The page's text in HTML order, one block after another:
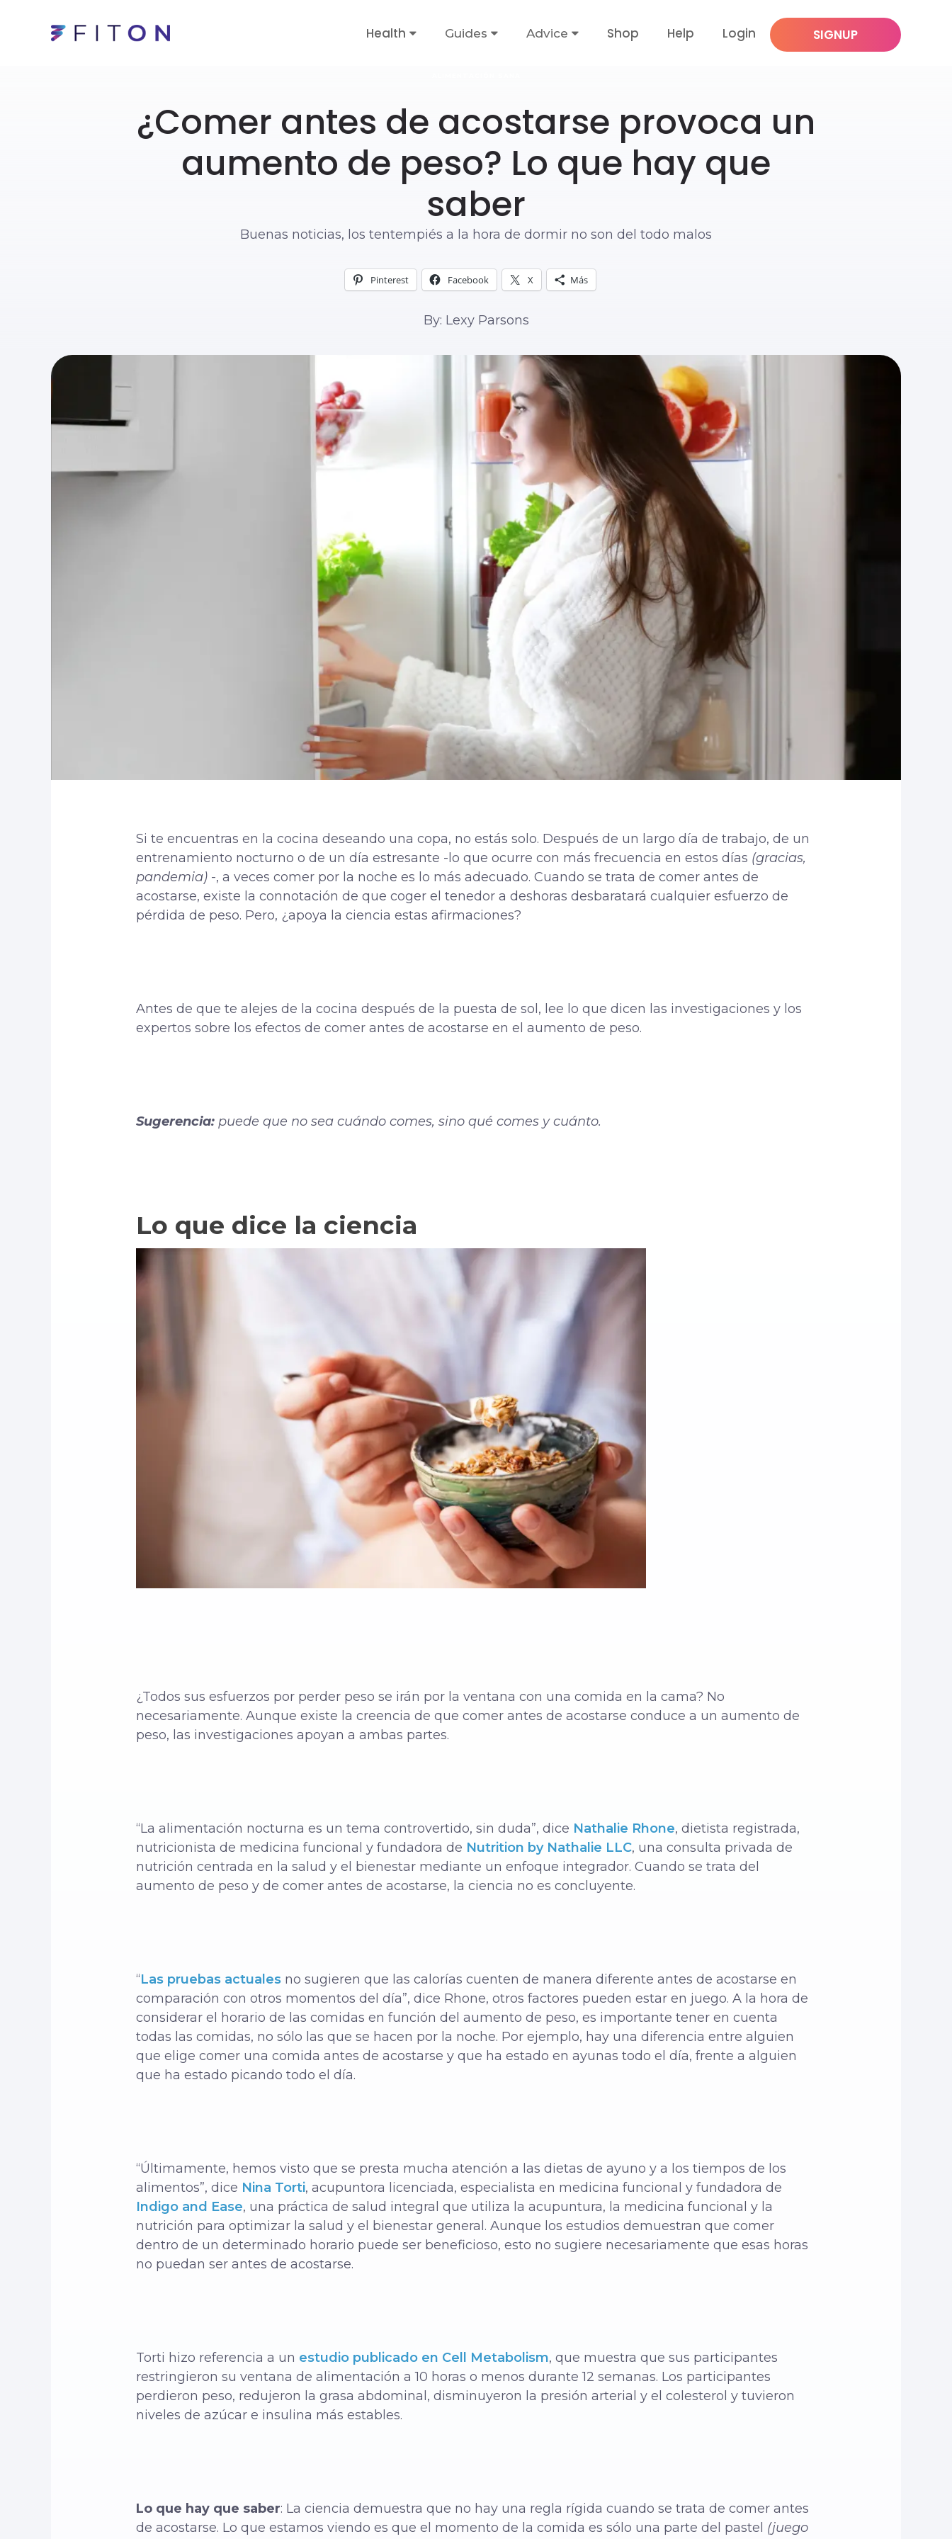
Health Guides Advice Shop Help Login SIGNUP
¿Comer antes de acostarse provoca un
aumento de peso? Lo que hay que
saber
Buenas noticias, los tentempiés a la hora de dormir no son del todo malos
Pinterest Facebook X Más
By: Lexy Parsons
Si te encuentras en la cocina deseando una copa, no estás solo. Después de un largo día de trabajo, de un
entrenamiento nocturno o de un día estresante -lo que ocurre con más frecuencia en estos días (gracias,
pandemia) -, a veces comer por la noche es lo más adecuado. Cuando se trata de comer antes de
acostarse, existe la connotación de que coger el tenedor a deshoras desbaratará cualquier esfuerzo de
pérdida de peso. Pero, ¿apoya la ciencia estas afirmaciones?
Antes de que te alejes de la cocina después de la puesta de sol, lee lo que dicen las investigaciones y los
expertos sobre los efectos de comer antes de acostarse en el aumento de peso.
Sugerencia: puede que no sea cuándo comes, sino qué comes y cuánto.
Lo que dice la ciencia
¿Todos sus esfuerzos por perder peso se irán por la ventana con una comida en la cama? No
necesariamente. Aunque existe la creencia de que comer antes de acostarse conduce a un aumento de
peso, las investigaciones apoyan a ambas partes.
“La alimentación nocturna es un tema controvertido, sin duda”, dice Nathalie Rhone, dietista registrada,
nutricionista de medicina funcional y fundadora de Nutrition by Nathalie LLC, una consulta privada de
nutrición centrada en la salud y el bienestar mediante un enfoque integrador. Cuando se trata del
aumento de peso y de comer antes de acostarse, la ciencia no es concluyente.
“Las pruebas actuales no sugieren que las calorías cuenten de manera diferente antes de acostarse en
comparación con otros momentos del día”, dice Rhone, otros factores pueden estar en juego. A la hora de
considerar el horario de las comidas en función del aumento de peso, es importante tener en cuenta
todas las comidas, no sólo las que se hacen por la noche. Por ejemplo, hay una diferencia entre alguien
que elige comer una comida antes de acostarse y que ha estado en ayunas todo el día, frente a alguien
que ha estado picando todo el día.
“Últimamente, hemos visto que se presta mucha atención a las dietas de ayuno y a los tiempos de los
alimentos”, dice Nina Torti, acupuntora licenciada, especialista en medicina funcional y fundadora de
Indigo and Ease, una práctica de salud integral que utiliza la acupuntura, la medicina funcional y la
nutrición para optimizar la salud y el bienestar general. Aunque los estudios demuestran que comer
dentro de un determinado horario puede ser beneficioso, esto no sugiere necesariamente que esas horas
no puedan ser antes de acostarse.
Torti hizo referencia a un estudio publicado en Cell Metabolism, que muestra que sus participantes
restringieron su ventana de alimentación a 10 horas o menos durante 12 semanas. Los participantes
perdieron peso, redujeron la grasa abdominal, disminuyeron la presión arterial y el colesterol y tuvieron
niveles de azúcar e insulina más estables.
Lo que hay que saber: La ciencia demuestra que no hay una regla rígida cuando se trata de comer antes
de acostarse. Lo que estamos viendo es que el momento de la comida es sólo una parte del pastel (juego